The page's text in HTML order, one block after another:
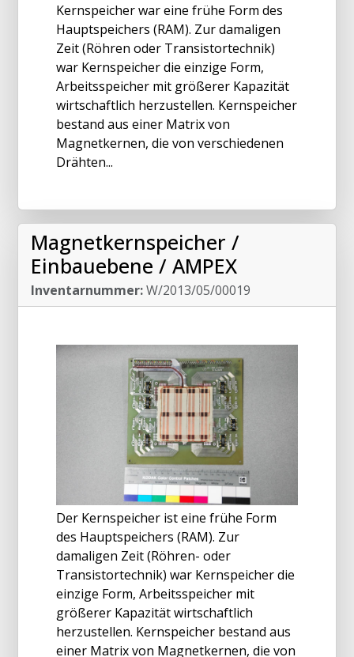
Kernspeicher war eine frühe Form des
Hauptspeichers (RAM). Zur damaligen
Zeit (Röhren oder Transistortechnik)
war Kernspeicher die einzige Form,
Arbeitsspeicher mit größerer Kapazität
wirtschaftlich herzustellen. Kernspeicher
bestand aus einer Matrix von
Magnetkernen, die von verschiedenen
Drähten...
Magnetkernspeicher /
Einbauebene / AMPEX
Inventarnummer:W/2013/05/00019
Der Kernspeicher ist eine frühe Form
des Hauptspeichers (RAM). Zur
damaligen Zeit (Röhren- oder
Transistortechnik) war Kernspeicher die
einzige Form, Arbeitsspeicher mit
größerer Kapazität wirtschaftlich
herzustellen. Kernspeicher bestand aus
einer Matrix von Magnetkernen, die von